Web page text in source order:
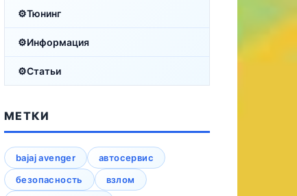
Тюнинг
Информация
Статьи
МЕТКИ
bajaj avenger
автосервис
безопасность
взлом